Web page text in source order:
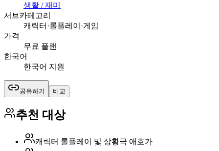
생활 / 재미
서브카테고리
캐릭터·롤플레이·게임
가격
무료 플랜
한국어
한국어 지원
공유하기 비교
추천 대상
캐릭터 롤플레이 및 상황극 애호가